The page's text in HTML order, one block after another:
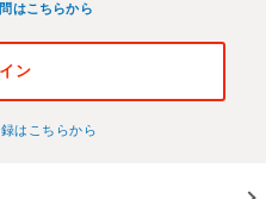
はこちらから
ン
はこちらから